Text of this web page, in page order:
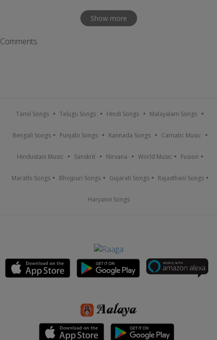
Show more
Comments
Tamil Songs Telugu Songs Hindi Songs Malayalam Songs
Bengali Songs Punjabi Songs Kannada Songs Carnatic Music
Hindustani Music Sanskrit Nirvana World Music Fusion
Marathi Songs Bhojpuri Songs Gujarati Songs Rajasthani Songs
Haryanvi Songs